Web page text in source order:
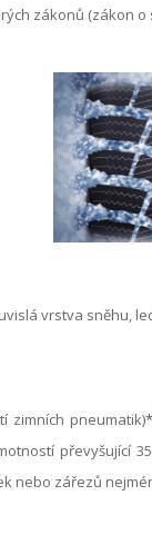
zákonů (zákon
vrstva sněhu,
zimních pneumatik)
převyšující
nebo zářezů